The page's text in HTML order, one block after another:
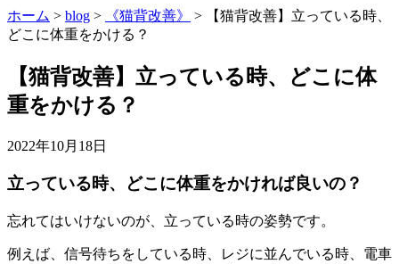
ホーム > blog > 《猫背改善》 >
【猫背改善】立っている時、
どこに体重をかける？
【猫背改善】立っている時、どこに体
重をかける？
2022年10月18日
立っている時、どこに体重をかければ良いの？
忘れてはいけないのが、立っている時の姿勢です。
例えば、信号待ちをしている時、レジに並んでいる時、電車